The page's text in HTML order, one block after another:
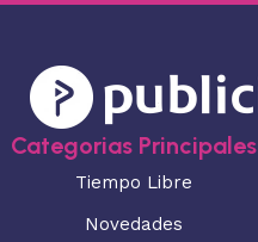
Categorias Principales
Tiempo Libre
Novedades